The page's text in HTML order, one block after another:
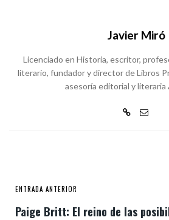
Javier Miró
Licenciado en Historia, escritor,
literario, fundador y director de Libros
asesoría editorial y literaria
ENTRADA ANTERIOR
Paige Britt: El reino de las